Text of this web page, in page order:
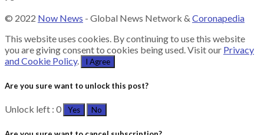
© 2022 Now News - Global News Network & Coronapedia
This website uses cookies. By continuing to use this website
you are giving consent to cookies being used. Visit our Privacy
and Cookie Policy. I Agree
Are you sure want to unlock this post?
Unlock left : 0 Yes No